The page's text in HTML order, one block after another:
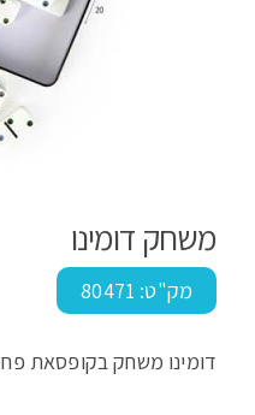
משחק דומינו
מק"ט: 80471
דומינו משחק בקופסאת פח